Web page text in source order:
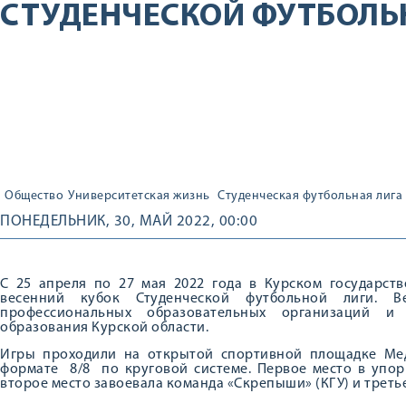
СТУДЕНЧЕСКОЙ
Общество Университетская жизнь Студенческая футбольная лига
ПОНЕДЕЛЬНИК, 30, МАЙ 2022, 00:00
С 25 апреля по 27 мая 2022 года в Курском
весенний кубок Студенческой футбольной
профессиональных образовательных организаций
образования Курской области.
Игры проходили на открытой спортивной площадке
формате 8/8 по круговой системе. Первое место в
второе место завоевала команда «Скрепыши» (КГУ) и